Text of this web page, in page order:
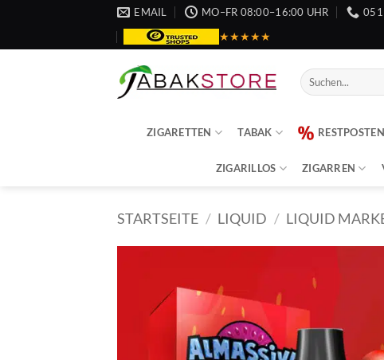
springen
EMAIL MO–FR 08:00–16:00 UHR
★★★★★
Suche
nach:
ZIGARETTEN TABAK RESTPOSTEN
ZIGARILLOS ZIGARREN
STARTSEITE / LIQUID / LIQUID